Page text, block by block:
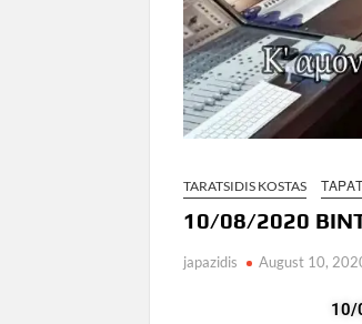
TARATSIDIS KOSTAS
10/08/2020
japazidis August 10,
10/